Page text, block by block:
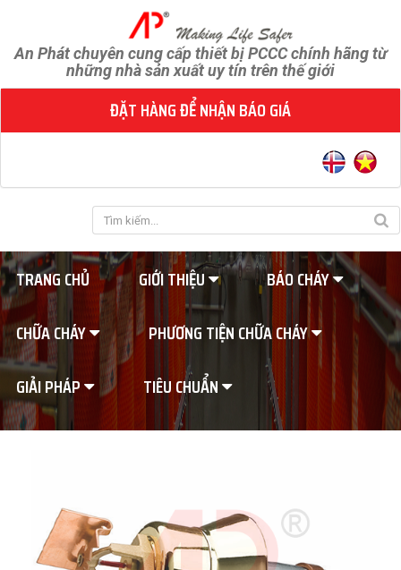
An Phát chuyên cung cấp thiết bị PCCC chính hãng từ
những nhà sản xuất uy tín trên thế giới
ĐẶT HÀNG ĐỂ NHẬN BÁO GIÁ
TRANG CHỦ GIỚI THIỆU
BÁO CHÁY
CHỮA CHÁY
PHƯƠNG TIỆN CHỮA CHÁY
GIẢI PHÁP
TIÊU CHUẨN